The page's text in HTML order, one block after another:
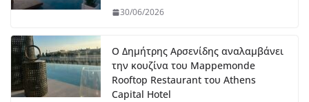
30/06/2026
Ο Δημήτρης Αρσενίδης αναλαμβάνει
την κουζίνα του Mappemonde
Rooftop Restaurant του Athens
Capital Hotel